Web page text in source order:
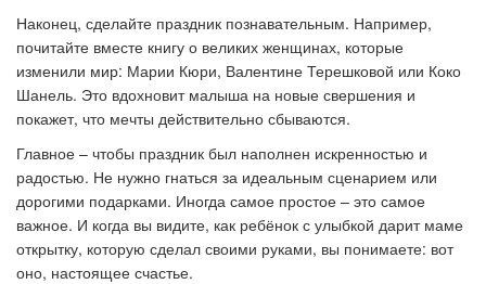
Наконец, сделайте праздник познавательным. Например,
почитайте вместе книгу о великих женщинах, которые
изменили мир: Марии Кюри, Валентине Терешковой или Коко
Шанель. Это вдохновит малыша на новые свершения и
покажет, что мечты действительно сбываются.
Главное – чтобы праздник был наполнен искренностью и
радостью. Не нужно гнаться за идеальным сценарием или
дорогими подарками. Иногда самое простое – это самое
важное. И когда вы видите, как ребёнок с улыбкой дарит маме
открытку, которую сделал своими руками, вы понимаете: вот
оно, настоящее счастье.